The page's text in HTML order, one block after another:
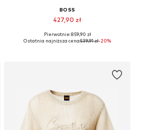
BOSS
427,90 zł
Dostępne w różnych rozmiarach
Pierwotnie: 859,90 zł
Ostatnia najniższa cena:539,91 zł-20%